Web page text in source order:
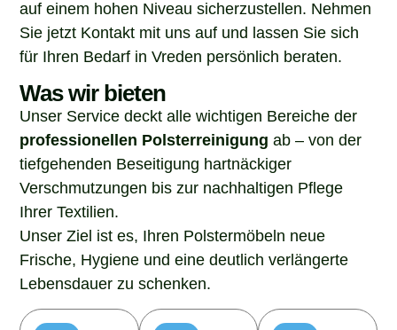
auf einem hohen Niveau sicherzustellen. Nehmen
Sie jetzt Kontakt mit uns auf und lassen Sie sich
für Ihren Bedarf in Vreden persönlich beraten.
Was wir bieten
Unser Service deckt alle wichtigen Bereiche der
professionellen Polsterreinigung ab – von der
tiefgehenden Beseitigung hartnäckiger
Verschmutzungen bis zur nachhaltigen Pflege
Ihrer Textilien.
Unser Ziel ist es, Ihren Polstermöbeln neue
Frische, Hygiene und eine deutlich verlängerte
Lebensdauer zu schenken.